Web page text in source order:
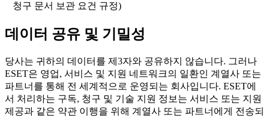
청구 문서 보관 요건 규정)
데이터 공유 및 기밀성
당사는 귀하의 데이터를 제3자와 공유하지 않습니다. 그러나
ESET은 영업, 서비스 및 지원 네트워크의 일환인 계열사 또는
파트너를 통해 전 세계적으로 운영되는 회사입니다. ESET에
서 처리하는 구독, 청구 및 기술 지원 정보는 서비스 또는 지원
제공과 같은 약관 이행을 위해 계열사 또는 파트너에게 전송되